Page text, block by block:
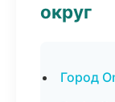
округ
Город